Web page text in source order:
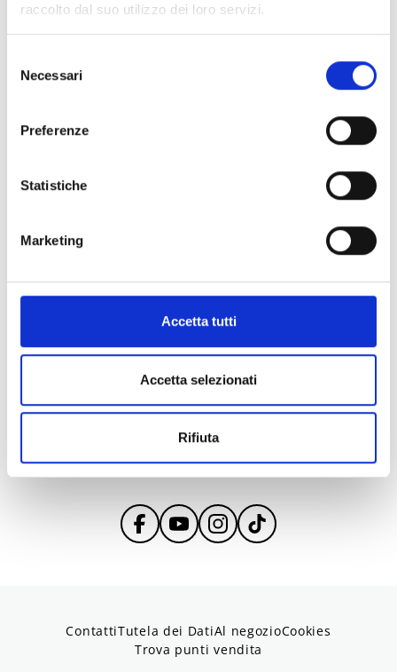
raccolto dal suo utilizzo dei loro servizi.
delNecessari
Preferenze
Statistiche
Marketing
Accetta tutti
Accetta selezionati
Rifiuta
città, nelle zone pedonali, nei centri e nei
parchi commerciali.
Nota importante: Il gruppo DEICHMANN non
cede licenze, né in ambito di contratti
Franchising, né come concessioni. Non è,
pertanto, possibile rendersi autonomi con i
nostri criteri o i nostri prodotti.
PDF,8MB
Selezionate un paese
Select country
ContattiTutela dei DatiAl negozioCookies
Trova punti vendita